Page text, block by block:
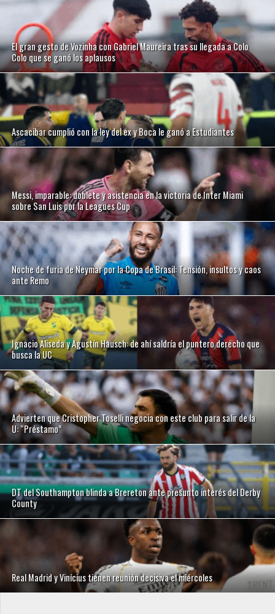
El gran gesto de Vozinha con Gabriel Maureira tras su llegada a Colo
Colo que se ganó los aplausos
Ascacibar cumplió con la ley del ex y Boca le ganó a Estudiantes
Messi, imparable: doblete y asistencia en la victoria de Inter Miami
sobre San Luis por la Leagues Cup
Noche de furia de Neymar por la Copa de Brasil: Tensión, insultos y caos
ante Remo
Ignacio Aliseda y Agustín Hausch: de ahí saldría el puntero derecho que
busca la UC
Advierten que Cristopher Toselli negocia con este club para salir de la
U: “Préstamo”
DT del Southampton blinda a Brereton ante presunto interés del Derby
County
Real Madrid y Vinícius tienen reunión decisiva el miércoles